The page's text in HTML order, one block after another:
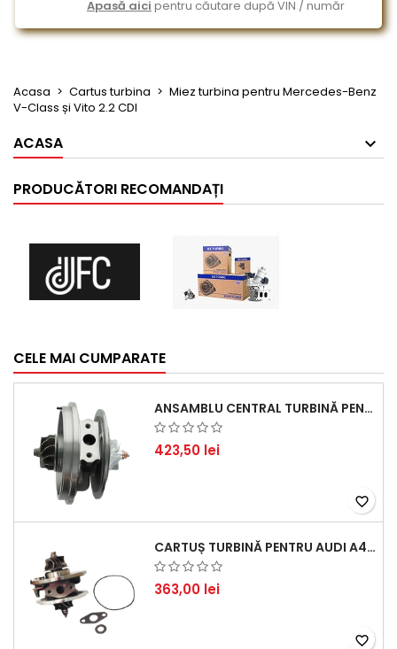
Apasă aici pentru căutare după VIN / număr
Acasa Cartus turbina
Miez turbina pentru Mercedes-Benz
V-Class și Vito 2.2 CDI
ACASA
PRODUCĂTORI RECOMANDAȚI
CELE MAI CUMPARATE
ANSAMBLU CENTRAL TURBINĂ PENTRU BMW SERIA 3, SERIA 5 ȘI X3 - PERFORMANȚĂ ȘI FIABILITATE
423,50 lei
favorite_border
CARTUȘ TURBINĂ PENTRU AUDI A4, A6, SKODA SUPERB ȘI VW PASSAT, MOTOR DIESEL 1.9 TDI
363,00 lei
favorite_border